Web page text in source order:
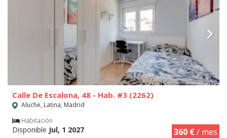
Calle De Escalona, 48 - Hab. #3 (2262)
Aluche, Latina, Madrid
Habitación
Disponible Jul, 1 2027 360 €/ mes